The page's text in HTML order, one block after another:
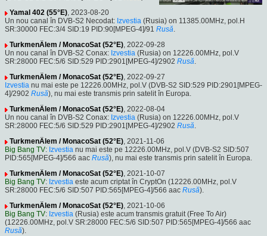
Yamal 402 (55°E), 2023-08-20
Un nou canal în DVB-S2 Necodat: Izvestia (Rusia) on 11385.00MHz, pol.H
SR:30000 FEC:3/4 SID:19 PID:90[MPEG-4]/91 Rusă.
TurkmenÄlem / MonacoSat (52°E), 2022-09-28
Un nou canal în DVB-S2 Conax: Izvestia (Rusia) on 12226.00MHz, pol.V
SR:28000 FEC:5/6 SID:529 PID:2901[MPEG-4]/2902 Rusă.
TurkmenÄlem / MonacoSat (52°E), 2022-09-27
Izvestia nu mai este pe 12226.00MHz, pol.V (DVB-S2 SID:529 PID:2901[MPEG-
4]/2902 Rusă), nu mai este transmis prin satelit în Europa.
TurkmenÄlem / MonacoSat (52°E), 2022-08-04
Un nou canal în DVB-S2 Conax: Izvestia (Rusia) on 12226.00MHz, pol.V
SR:28000 FEC:5/6 SID:529 PID:2901[MPEG-4]/2902 Rusă.
TurkmenÄlem / MonacoSat (52°E), 2021-11-06
Big Bang TV: Izvestia nu mai este pe 12226.00MHz, pol.V (DVB-S2 SID:507
PID:565[MPEG-4]/566 aac Rusă), nu mai este transmis prin satelit în Europa.
TurkmenÄlem / MonacoSat (52°E), 2021-10-07
Big Bang TV: Izvestia este acum criptat în CryptOn (12226.00MHz, pol.V
SR:28000 FEC:5/6 SID:507 PID:565[MPEG-4]/566 aac Rusă).
TurkmenÄlem / MonacoSat (52°E), 2021-10-06
Big Bang TV: Izvestia (Rusia) este acum transmis gratuit (Free To Air)
(12226.00MHz, pol.V SR:28000 FEC:5/6 SID:507 PID:565[MPEG-4]/566 aac
Rusă).